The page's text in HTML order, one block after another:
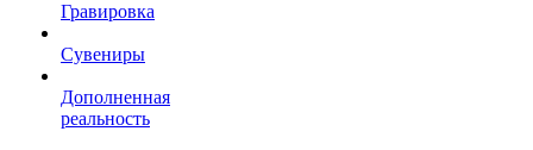
Гравировка
Сувениры
Дополненная
реальность